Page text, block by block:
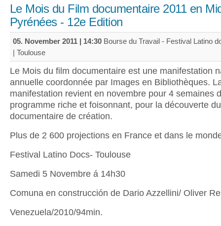
Le Mois du Film documentaire 2011 en
Pyrénées - 12e Edition
05. November 2011 | 14:30 Bourse du Travail - Festival Latino
| Toulouse
Le Mois du film documentaire est une manifestation
annuelle coordonnée par Images en Bibliothèques.
manifestation revient en novembre pour 4 semaines
programme riche et foisonnant, pour la découverte du
documentaire de création.
Plus de 2 600 projections en France et dans le
Festival Latino Docs- Toulouse
Samedi 5 Novembre á 14h30
Comuna en construcción de Dario Azzellini/ Oliver
Venezuela/2010/94min.